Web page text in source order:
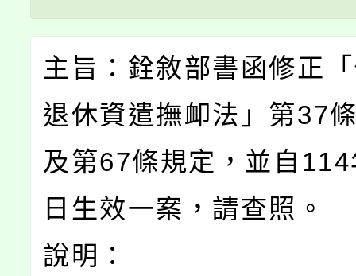
主旨：銓敘部書函修正
退休資遣撫卹法」第37
及第67條規定，並自
日生效一案，請查照。
說明：